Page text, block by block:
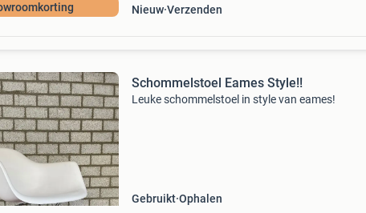
Nieuw Verzenden
Schommelstoel Eames Style!!
Leuke schommelstoel in style van eames!
Gebruikt Ophalen